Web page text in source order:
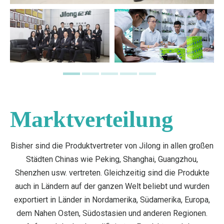
Marktverteilung
Bisher sind die Produktvertreter von Jilong in allen großen
Städten Chinas wie Peking, Shanghai, Guangzhou,
Shenzhen usw. vertreten. Gleichzeitig sind die Produkte
auch in Ländern auf der ganzen Welt beliebt und wurden
exportiert in Länder in Nordamerika, Südamerika, Europa,
dem Nahen Osten, Südostasien und anderen Regionen.